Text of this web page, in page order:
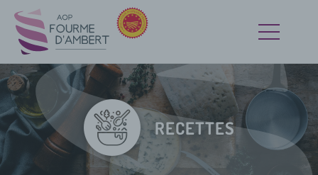
RECETTES